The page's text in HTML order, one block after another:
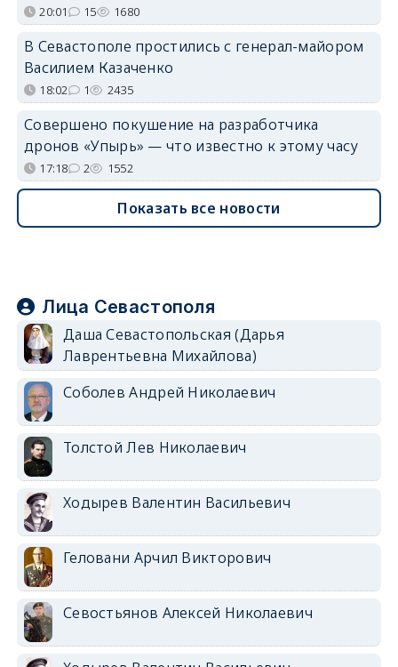
20:01 15 1680
В Севастополе простились с генерал-майором
Василием Казаченко
18:02 1 2435
Совершено покушение на разработчика
дронов «Упырь» — что известно к этому часу
17:18 2 1552
Показать все новости
Лица Севастополя
Даша Севастопольская (Дарья
Лаврентьевна Михайлова)
Соболев Андрей Николаевич
Толстой Лев Николаевич
Ходырев Валентин Васильевич
Геловани Арчил Викторович
Севостьянов Алексей Николаевич